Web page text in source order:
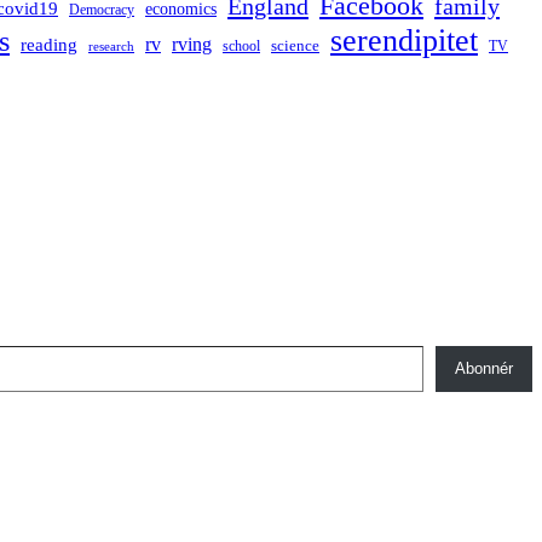
Democracy economics England family
reading research rv rving school science serendipitet TV
Abonnér